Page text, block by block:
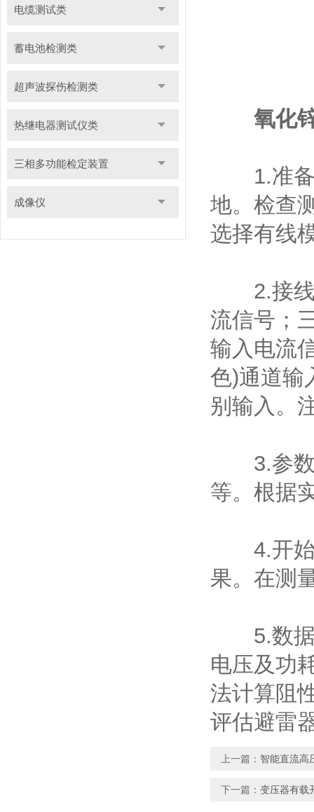
电缆测试类
蓄电池检测类
超声波探伤检测类
热继电器测试仪类
三相多功能检定装置
成像仪
氧化
1.准备
地。检查
选择有线
2.接线
流信号；
输入电流
色)通道输
别输入。
3.参数
等。根据
4.开始
果。在测
5.数据
电压及功
法计算阻
评估避雷
上一篇： 智能直流高
下一篇： 变压器有载